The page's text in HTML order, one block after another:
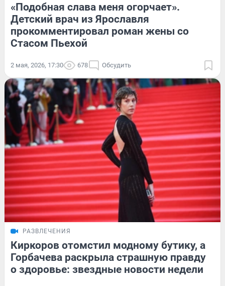
«Подобная слава меня огорчает».
Детский врач из Ярославля
прокомментировал роман жены со
Стасом Пьехой
2 мая, 2026, 17:30 678 Обсудить
РАЗВЛЕЧЕНИЯ
Киркоров отомстил модному бутику, а
Горбачева раскрыла страшную правду
о здоровье: звездные новости недели